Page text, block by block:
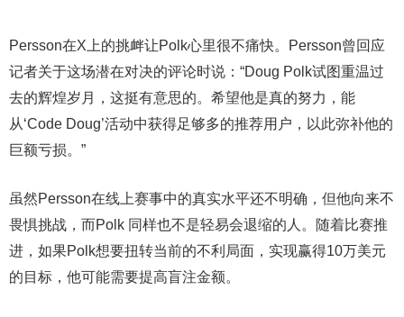
Persson在X上的挑衅让Polk心里很不痛快。Persson曾回应
记者关于这场潜在对决的评论时说：“Doug Polk试图重温过
去的辉煌岁月，这挺有意思的。希望他是真的努力，能
从‘Code Doug’活动中获得足够多的推荐用户，以此弥补他的
巨额亏损。”
虽然Persson在线上赛事中的真实水平还不明确，但他向来不
畏惧挑战，而Polk 同样也不是轻易会退缩的人。随着比赛推
进，如果Polk想要扭转当前的不利局面，实现赢得10万美元
的目标，他可能需要提高盲注金额。